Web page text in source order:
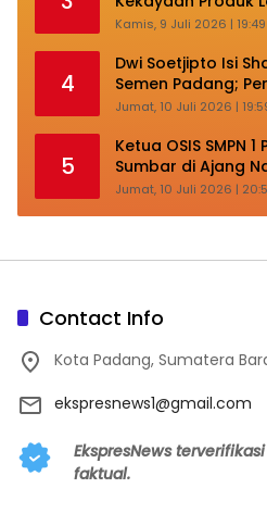
Makassar
Kamis, 9 Juli 2026 | 19:49
4
Dwi Soetjipto Isi
Semen Padang;
Lakukan
Jumat, 10 Juli 2026 |
5
Ketua OSIS SMPN
Sumbar di Ajang
SMP
Jumat, 10 Juli 2026 |
Contact Info
Kota Padang, Sumatera
ekspresnews1@gmail.com
EkspresNews
faktual.